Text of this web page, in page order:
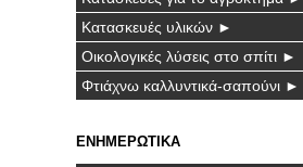
Κατασκευές υλικών ►
Οικολογικές λύσεις στο σπίτι ►
Φτιάχνω καλλυντικά-σαπούνι ►
ΕΝΗΜΕΡΩΤΙΚΑ